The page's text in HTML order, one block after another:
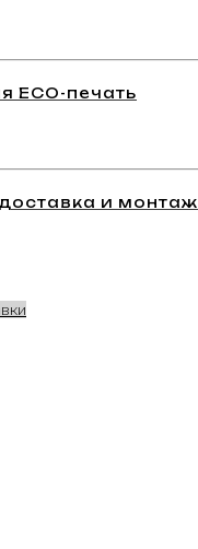
ECO-печать
и монтаж